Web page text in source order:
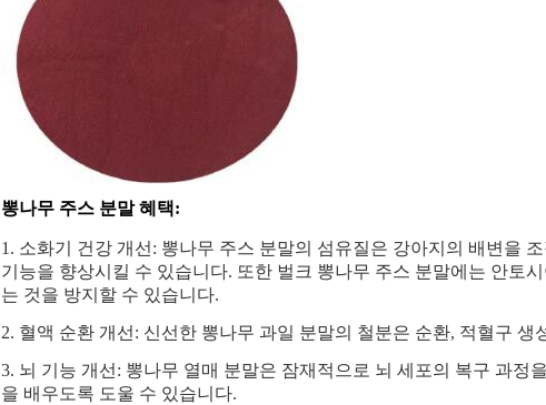
뽕나무 주스 분말 혜택:
1. 소화기 건강 개선: 뽕나무 주스 분말의 섬유질은 강아지의 배변을
기능을 향상시킬 수 있습니다. 또한 벌크 뽕나무 주스 분말에는 안토
는 것을 방지할 수 있습니다.
2. 혈액 순환 개선: 신선한 뽕나무 과일 분말의 철분은 순환, 적혈구
3. 뇌 기능 개선: 뽕나무 열매 분말은 잠재적으로 뇌 세포의 복구 과정
을 배우도록 도울 수 있습니다.